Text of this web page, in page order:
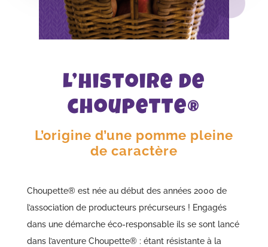
L’histoire de
choupette®
L’origine d’une pomme pleine
de caractère
Choupette® est née au début des années 2000 de
l’association de producteurs précurseurs ! Engagés
dans une démarche éco-responsable ils se sont lancé
dans l’aventure Choupette® : étant résistante à la